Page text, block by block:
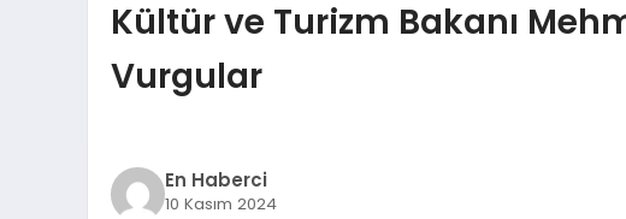
Kültür ve Turizm Bakanı
Vurgular
En Haberci
10 Kasım 2024